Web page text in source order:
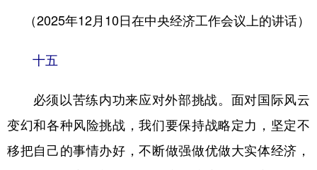
（2025年12月10日在中央经济工作会议上的讲话）
十五
必须以苦练内功来应对外部挑战。面对国际风云
变幻和各种风险挑战，我们要保持战略定力，坚定不
移把自己的事情办好，不断做强做优做大实体经济，